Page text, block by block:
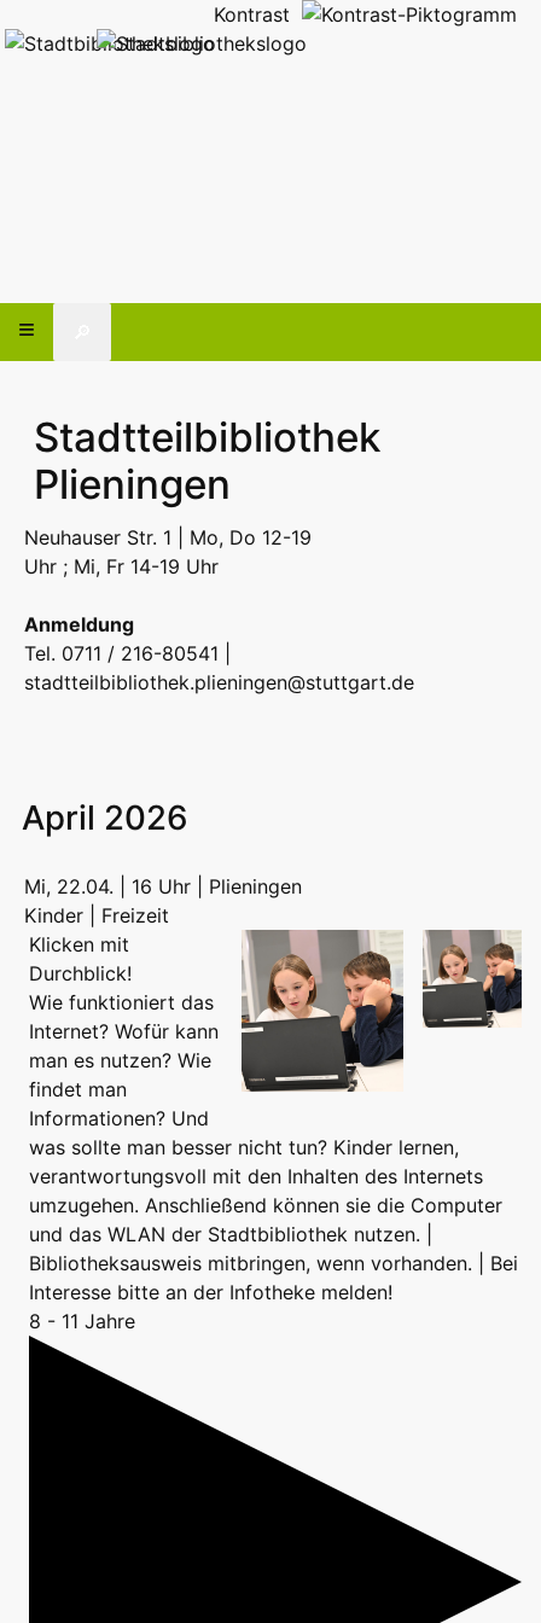
Kontrast
Stadtteilbibliothek
Plieningen
Neuhauser Str. 1 | Mo, Do 12-19
Uhr ; Mi, Fr 14-19 Uhr
Anmeldung
Tel. 0711 / 216-80541 |
stadtteilbibliothek.plieningen@stuttgart.de
April 2026
Mi, 22.04. | 16 Uhr | Plieningen
Kinder | Freizeit
Klicken mit
Durchblick!
Wie funktioniert das
Internet? Wofür kann
man es nutzen? Wie
findet man
Informationen? Und
was sollte man besser nicht tun? Kinder lernen,
verantwortungsvoll mit den Inhalten des Internets
umzugehen. Anschließend können sie die Computer
und das WLAN der Stadtbibliothek nutzen. |
Bibliotheksausweis mitbringen, wenn vorhanden. | Bei
Interesse bitte an der Infotheke melden!
8 - 11 Jahre